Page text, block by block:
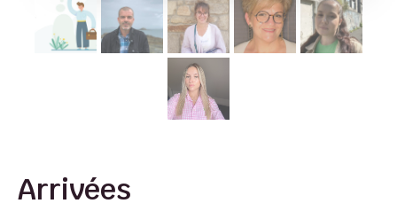
Arrivées